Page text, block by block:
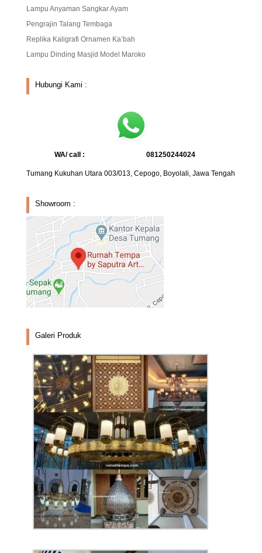
Lampu Anyaman Sangkar Ayam
Pengrajin Talang Tembaga
Replika Kaligrafi Ornamen Ka’bah
Lampu Dinding Masjid Model Maroko
Hubungi Kami :
WA/ call : 081250244024
Tumang Kukuhan Utara 003/013, Cepogo, Boyolali, Jawa Tengah
Showroom :
Galeri Produk